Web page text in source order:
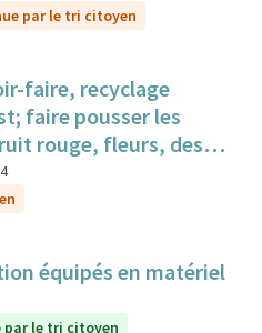
par le tri citoyen
faire, recyclage
faire pousser les
rouge, fleurs, des
4
équipés en matériel
par le tri citoyen